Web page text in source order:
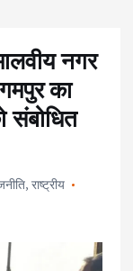
नगर
का
संबोधित
, राष्ट्रीय